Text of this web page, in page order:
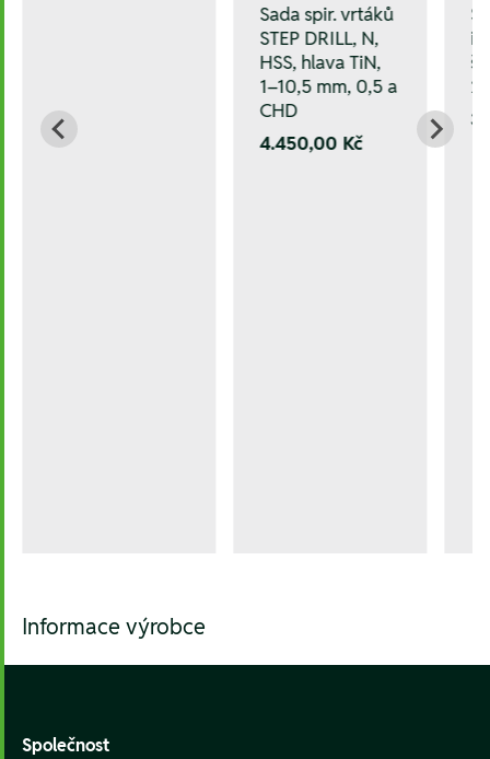
Sada spir. vrtáků
STEP DRILL, N,
HSS, hlava TiN,
1–10,5 mm, 0,5 a
CHD
4.450,00 Kč
Informace výrobce
Společnost